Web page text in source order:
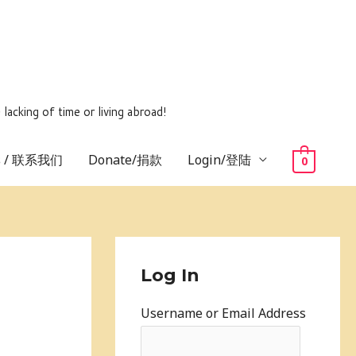
of time or living abroad!
联系我们 Donate/捐款 Login/登陆 0
Log In
Username or Email Address